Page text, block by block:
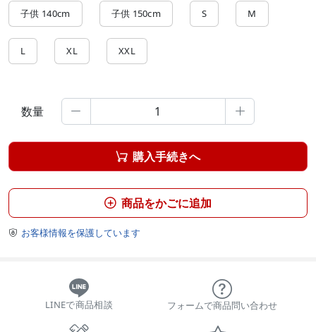
子供 140cm 子供 150cm S M
L XL XXL
数量  
 購入手続きへ
 商品をかごに追加
 お客様情報を保護しています
LINEで商品相談 フォームで商品問い合わせ